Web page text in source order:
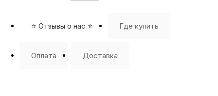
⭐️ Отзывы о нас ⭐️ Где купить
Оплата Доставка